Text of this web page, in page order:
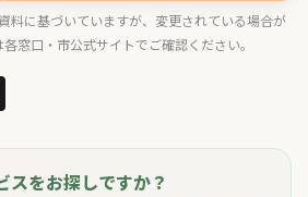
料に基づいていますが、変更されている場合が
窓口・市公式サイトでご確認ください。
スをお探しですか？